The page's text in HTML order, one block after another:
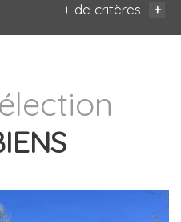
+ de critères +